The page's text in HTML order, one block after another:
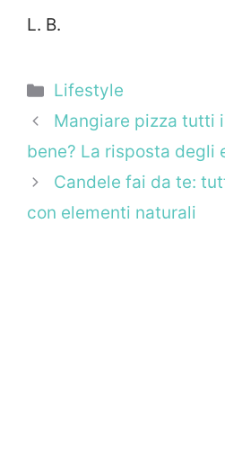
L. B.
Categorie
Lifestyle
Mangiare pizza tutti
bene? La risposta degli
Candele fai da te:
con elementi naturali